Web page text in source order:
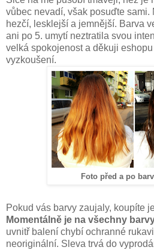
vůbec nevadí, však posuďte sami.
hezčí, lesklejší a jemnější. Barva
ani po 5. umytí neztratila svou
velká spokojenost a děkuji eshopu
vyzkoušení.
Foto před a po
Pokud vás barvy zaujaly, koupíte
Momentálně je na všechny
uvnitř balení chybí ochranné
neoriginální. Sleva trvá do